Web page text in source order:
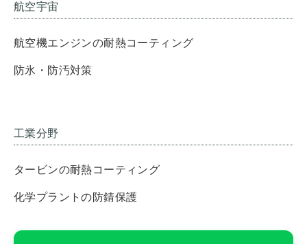
航空宇宙
航空機エンジンの耐熱コーティング
防氷・防汚対策
工業分野
タービンの耐熱コーティング
化学プラントの防錆保護